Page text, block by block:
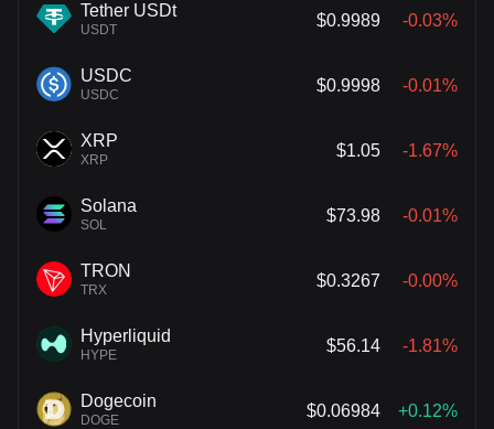
Tether USDt
USDT
$0.9989 -0.03%
USDC
USDC
$0.9998 -0.01%
XRP
XRP
$1.05 -1.67%
Solana
SOL
$73.98 -0.01%
TRON
TRX
$0.3267 -0.00%
Hyperliquid
HYPE
$56.14 -1.81%
Dogecoin
DOGE
$0.06984 +0.12%